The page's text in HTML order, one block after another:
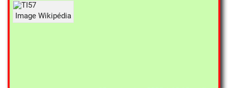
Image Wikipédia